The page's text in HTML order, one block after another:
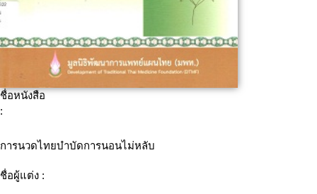
ชื่อหนังสือ
:
การนวดไทยบำบัดการนอนไม่หลับ
ชื่อผู้แต่ง :